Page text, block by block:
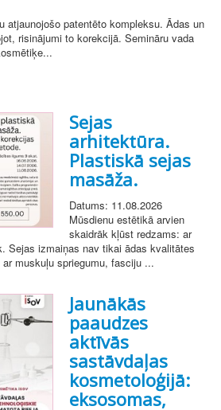
atjaunojošo patentēto kompleksu. Ādas un
risinājumi to korekcijā. Semināru vada
Sejas
arhitektūra.
Plastiskā sejas
masāža.
Datums: 11.08.2026
Mūsdienu estētikā arvien
skaidrāk kļūst redzams: ar
Sejas izmaiņas nav tikai ādas kvalitātes
muskuļu spriegumu, fasciju ...
Jaunākās
paaudzes
aktīvās
sastāvdaļas
kosmetoloģijā:
eksosomas,